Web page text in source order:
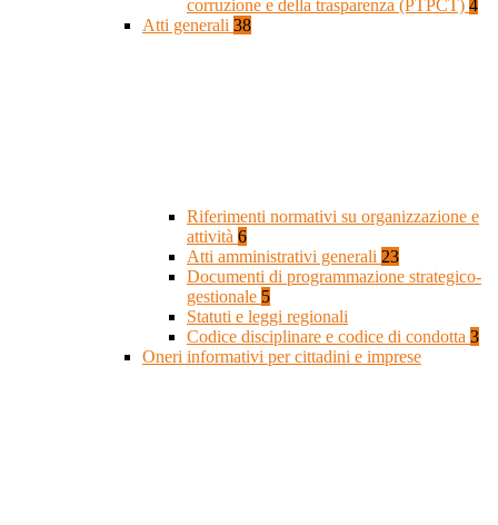
corruzione e della trasparenza (PTPCT) 4
Atti generali 38
Riferimenti normativi su organizzazione e
attività 6
Atti amministrativi generali 23
Documenti di programmazione strategico-
gestionale 5
Statuti e leggi regionali
Codice disciplinare e codice di condotta 3
Oneri informativi per cittadini e imprese